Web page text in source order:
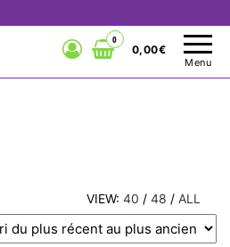
Menu
0
0,00€
VIEW: 40 / 48 / ALL